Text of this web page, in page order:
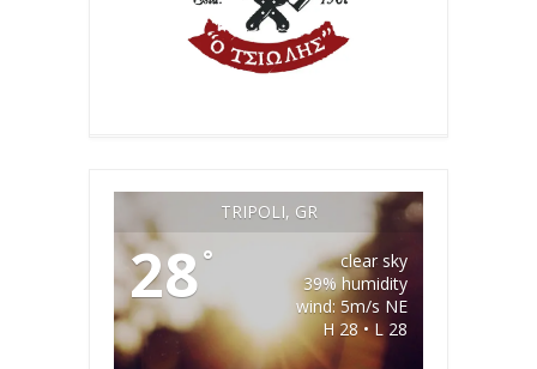
TRIPOLI, GR
28°
clear sky
39% humidity
wind: 5m/s NE
H 28 • L 28